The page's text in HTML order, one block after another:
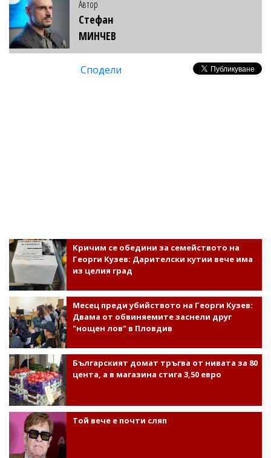
Автор
Стефан
МИНЧЕВ
Сподели
Кричим се обедини за семейството на
Георги Кузев: Дарителски кутии вече има
из целия град
Месец преди убийството на Георги Кузев:
Двама от обвиняемите заснели друг
"нощен лов" в Пловдив
Българският домат тръгва от нивата за 80
цента, а в магазина стига 3,50 евро
Той вече е почти сляп